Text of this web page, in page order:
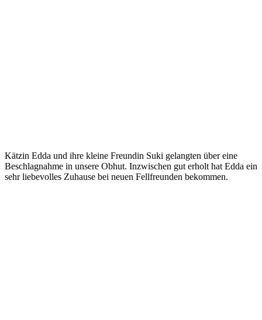
Kätzin Edda und ihre kleine Freundin Suki gelangten über eine
Beschlagnahme in unsere Obhut. Inzwischen gut erholt hat Edda ein
sehr liebevolles Zuhause bei neuen Fellfreunden bekommen.